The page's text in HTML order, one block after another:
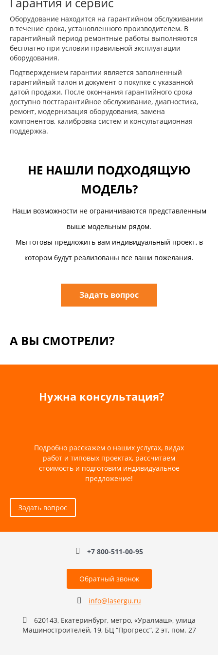
Оборудование находится на гарантийном обслуживании
в течение срока, установленного производителем. В
гарантийный период ремонтные работы выполняются
бесплатно при условии правильной эксплуатации
оборудования.
Подтверждением гарантии является заполненный
гарантийный талон и документ о покупке с указанной
датой продажи. После окончания гарантийного срока
доступно постгарантийное обслуживание, диагностика,
ремонт, модернизация оборудования, замена
компонентов, калибровка систем и консультационная
поддержка.
НЕ НАШЛИ ПОДХОДЯЩУЮ
МОДЕЛЬ?
Наши возможности не ограничиваются представленным
выше модельным рядом.
Мы готовы предложить вам индивидуальный проект, в
котором будут реализованы все ваши пожелания.
Задать вопрос
А ВЫ СМОТРЕЛИ?
Нужна консультация?
Подробно расскажем о наших услугах, видах
работ и типовых проектах, рассчитаем
стоимость и подготовим индивидуальное
предложение!
Задать вопрос
+7 800-511-00-95
Обратный звонок
info@lasergu.ru
620143, Екатеринбург, метро, «Уралмаш», улица
Машиностроителей, 19, БЦ “Прогресс”, 2 эт, пом. 27